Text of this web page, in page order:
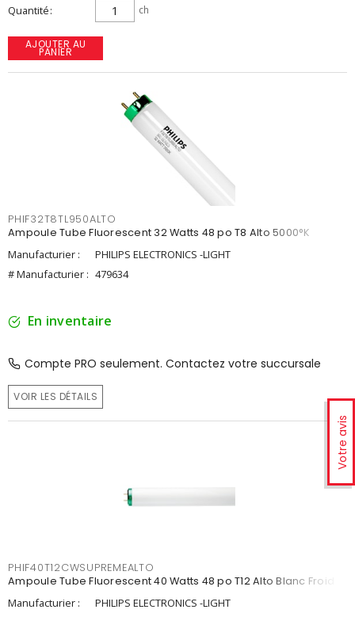
Votre avis
Quantité ch
AJOUTER AU
PANIER
PHIF32T8TL950ALTO
Ampoule Tube Fluorescent 32 Watts 48 po T8 Alto 5000°K
Manufacturier :
PHILIPS ELECTRONICS -LIGHT
# Manufacturier : 479634
En inventaire
Compte PRO seulement. Contactez votre succursale
VOIR LES DÉTAILS
PHIF40T12CWSUPREMEALTO
Ampoule Tube Fluorescent 40 Watts 48 po T12 Alto Blanc Froid
Manufacturier :
PHILIPS ELECTRONICS -LIGHT